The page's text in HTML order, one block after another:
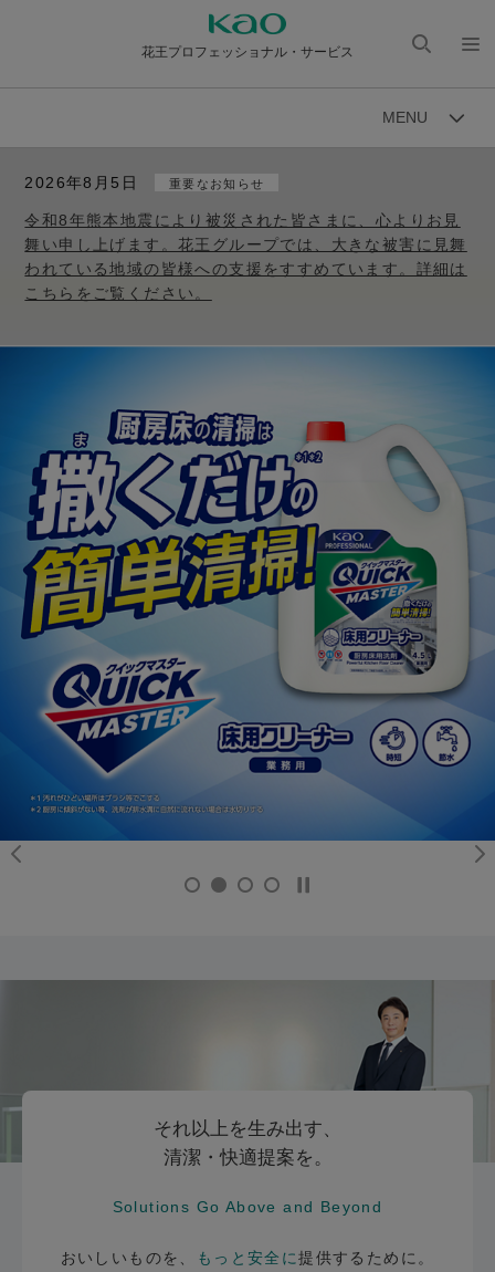
花王プロフェッショナル・サービス
く
MENU
2026年8月5日 重要なお知らせ
令和8年熊本地震により被災された皆さまに、心よりお見
舞い申し上げます。花王グループでは、大きな被害に見舞
われている地域の皆様への支援をすすめています。詳細は
こちらをご覧ください。
それ以上を生み出す、
清潔・快適提案を。
Solutions Go Above and Beyond
おいしいものを、 もっと安全に提供するために。